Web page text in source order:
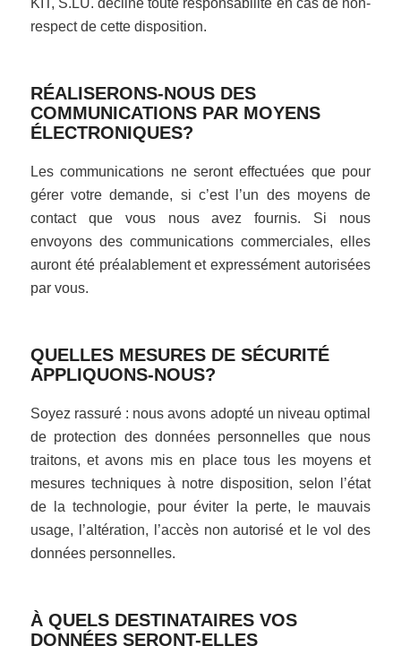
KIT, S.LU. décline toute responsabilité en cas de non-
respect de cette disposition.
RÉALISERONS-NOUS DES
COMMUNICATIONS PAR MOYENS
ÉLECTRONIQUES?
Les communications ne seront effectuées que pour
gérer votre demande, si c’est l’un des moyens de
contact que vous nous avez fournis. Si nous
envoyons des communications commerciales, elles
auront été préalablement et expressément autorisées
par vous.
QUELLES MESURES DE SÉCURITÉ
APPLIQUONS-NOUS?
Soyez rassuré : nous avons adopté un niveau optimal
de protection des données personnelles que nous
traitons, et avons mis en place tous les moyens et
mesures techniques à notre disposition, selon l’état
de la technologie, pour éviter la perte, le mauvais
usage, l’altération, l’accès non autorisé et le vol des
données personnelles.
À QUELS DESTINATAIRES VOS
DONNÉES SERONT-ELLES